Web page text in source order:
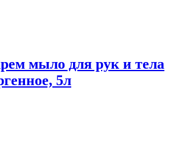
мыло для рук и тела
5л